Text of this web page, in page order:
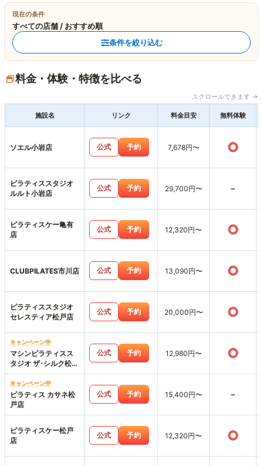
現在の条件
すべての店舗 / おすすめ順
条件を絞り込む
料金・体験・特徴を比べる
スクロールできます →
施設名 リンク 料金目安 無料体験
ソエル小岩店 公式 予約 7,678円〜 ○
ピラティススタジオ
ルルト小岩店
公式 予約 29,700円〜 -
ピラティスケー亀有
店
公式 予約 12,320円〜 ○
CLUBPILATES市川店 公式 予約 13,090円〜 ○
ピラティススタジオ
セレスティア松戸店
公式 予約 20,000円〜 ○
キャンペーン中
マシンピラティスス
タジオ ザ･シルク松戸
店
公式 予約 12,980円〜 ○
キャンペーン中
ピラティス カサネ松
戸店
公式 予約 15,400円〜 -
ピラティスケー松戸
店
公式 予約 12,320円〜 ○